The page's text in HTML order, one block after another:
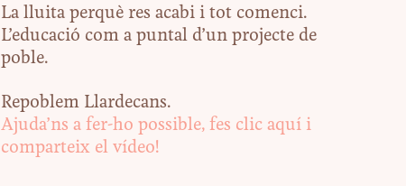
La lluita perquè res acabi i tot comenci.
L’educació com a puntal d’un projecte de
poble.
Repoblem Llardecans.
Ajuda’ns a fer-ho possible, fes clic aquí i
comparteix el vídeo!